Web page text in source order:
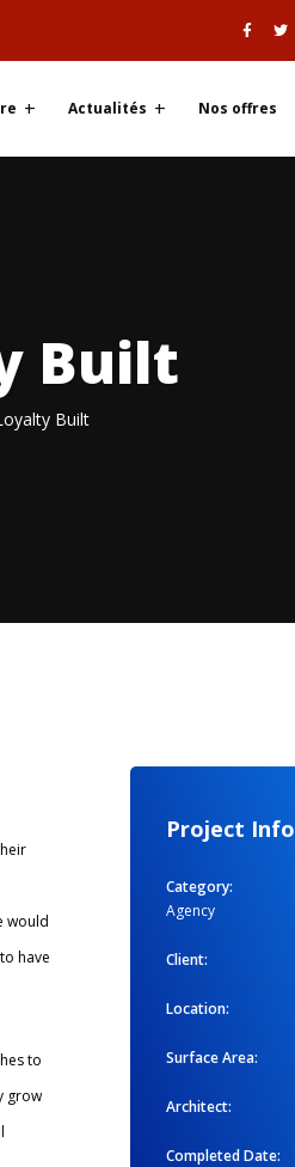
Actualités Nos offres
Built
Built
would
have
to
grow
Project Info
Category:
Agency
Client:
Location:
Surface Area:
Architect:
Completed Date: